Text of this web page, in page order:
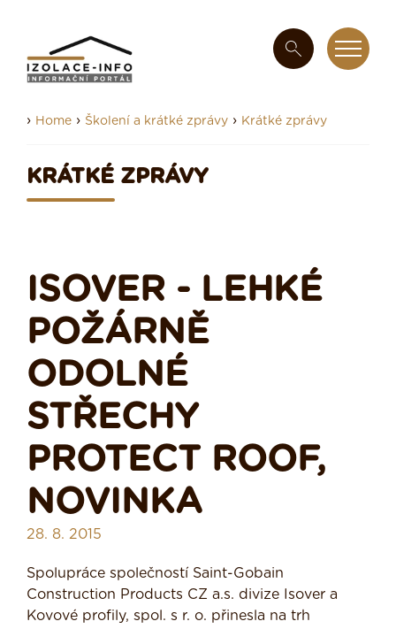
› Home › Školení a krátké zprávy › Krátké zprávy
KRÁTKÉ ZPRÁVY
ISOVER - LEHKÉ
POŽÁRNĚ
ODOLNÉ
STŘECHY
PROTECT ROOF,
NOVINKA
28. 8. 2015
Spolupráce společností Saint-Gobain
Construction Products CZ a.s. divize Isover a
Kovové profily, spol. s r. o. přinesla na trh